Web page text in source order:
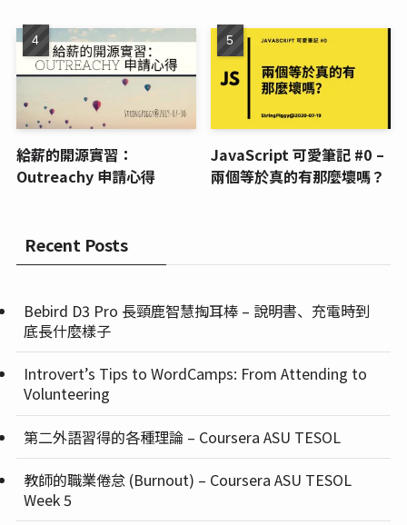
給薪的開源實習：
Outreachy 申請心得
JavaScript 可愛筆記 #0 –
兩個等於真的有那麼壞嗎？
Recent Posts
Bebird D3 Pro 長頸鹿智慧掏耳棒 – 說明書、充電時到
底長什麼樣子
Introvert’s Tips to WordCamps: From Attending to
Volunteering
第二外語習得的各種理論 – Coursera ASU TESOL
教師的職業倦怠 (Burnout) – Coursera ASU TESOL
Week 5